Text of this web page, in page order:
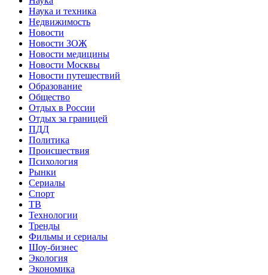
Наука и техника
Недвижимость
Новости
Новости ЗОЖ
Новости медицины
Новости Москвы
Новости путешествий
Образование
Общество
Отдых в России
Отдых за границей
ПДД
Политика
Происшествия
Психология
Рынки
Сериалы
Спорт
ТВ
Технологии
Тренды
Фильмы и сериалы
Шоу-бизнес
Экология
Экономика